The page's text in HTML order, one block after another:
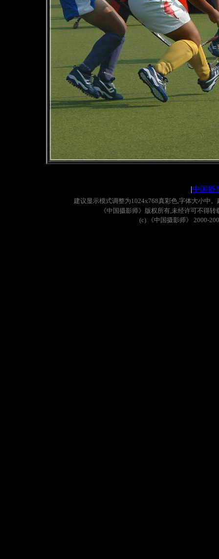
|中国摄
建议显示模式调整为1024x768真彩色,字体大小中。
《中国摄影师》版权所有,未经许可不得转
(c)
《中国摄影师》 2000-200